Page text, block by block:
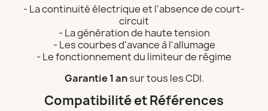
- La continuité électrique et l'absence de court-
circuit
- La génération de haute tension
- Les courbes d'avance à l'allumage
- Le fonctionnement du limiteur de régime
Garantie 1 ansur tous les CDI.
Compatibilité et Références